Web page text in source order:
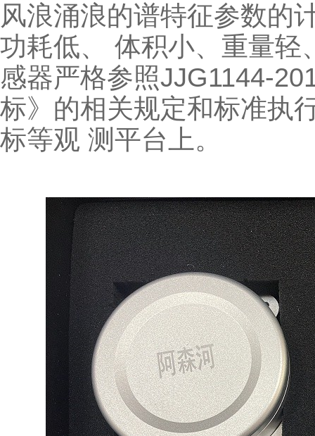
风浪涌浪的谱特征参数的
功耗低、 体积小、重量轻
感器严格参照JJG1144-
标》的相关规定和标准执
标等观 测平台上。